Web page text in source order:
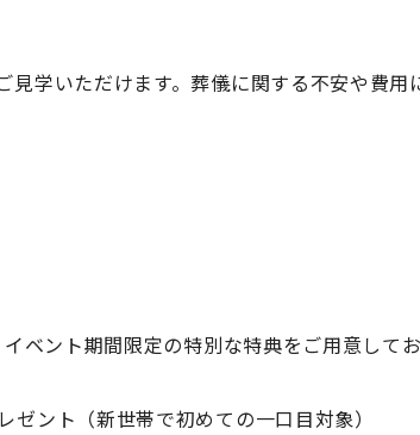
学いただけます。葬儀に関する不安や費
イベント期間限定の特別な特典をご用意してお
ント（新世帯で初めての一口目対象）